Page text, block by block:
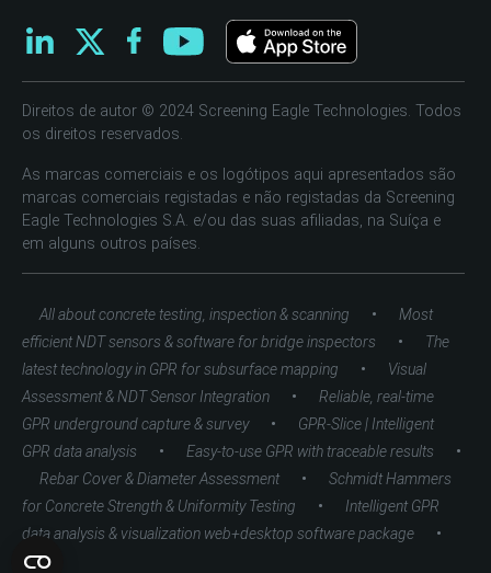
Direitos de autor © 2024 Screening Eagle Technologies. Todos
os direitos reservados.
As marcas comerciais e os logótipos aqui apresentados são
marcas comerciais registadas e não registadas da Screening
Eagle Technologies S.A. e/ou das suas afiliadas, na Suíça e
em alguns outros países.
All about concrete testing, inspection & scanning •
Most
efficient NDT sensors & software for bridge inspectors
•
The
latest technology in GPR for subsurface mapping
•
Visual
Assessment & NDT Sensor Integration
•
Reliable, real-time
GPR underground capture & survey
•
GPR-Slice | Intelligent
GPR data analysis
• Easy-to-use GPR with traceable results •
Rebar Cover & Diameter Assessment •
Schmidt Hammers
for Concrete Strength & Uniformity Testing
•
Intelligent GPR
data analysis & visualization web+desktop software package
•